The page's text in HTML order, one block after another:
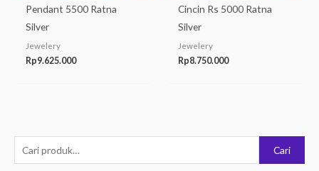
e
Cari
Pendant 5500 Ratna
Silver
Jewelery
Rp9.625.000
Cincin Rs 5000 Ratna
Silver
Jewelery
Rp8.750.000